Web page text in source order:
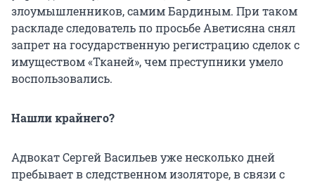
злоумышленников, самим Бардиным. При таком
раскладе следователь по просьбе Аветисяна снял
запрет на государственную регистрацию сделок с
имуществом «Тканей», чем преступники умело
воспользовались.
Нашли крайнего?
Адвокат Сергей Васильев уже несколько дней
пребывает в следственном изоляторе, в связи с